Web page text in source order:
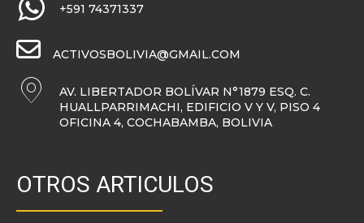
+591 74371337
ACTIVOSBOLIVIA@GMAIL.COM
AV. LIBERTADOR BOLÍVAR N°1879 ESQ. C.
HUALLPARRIMACHI, EDIFICIO V Y V, PISO 4
OFICINA 4, COCHABAMBA, BOLIVIA
OTROS ARTICULOS